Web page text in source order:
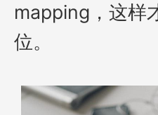
mapping，这样
位。